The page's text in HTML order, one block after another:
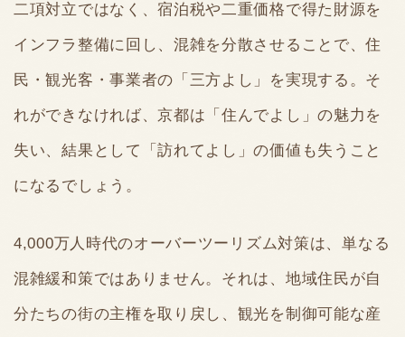
二項対立ではなく、宿泊税や二重価格で得た財源を
インフラ整備に回し、混雑を分散させることで、住
民・観光客・事業者の「三方よし」を実現する。そ
れができなければ、京都は「住んでよし」の魅力を
失い、結果として「訪れてよし」の価値も失うこと
になるでしょう。
4,000万人時代のオーバーツーリズム対策は、単なる
混雑緩和策ではありません。それは、地域住民が自
分たちの街の主権を取り戻し、観光を制御可能な産